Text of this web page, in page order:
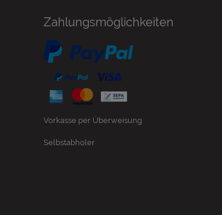
Zahlungsmöglichkeiten
Vorkasse per Überweisung
Selbstabholer